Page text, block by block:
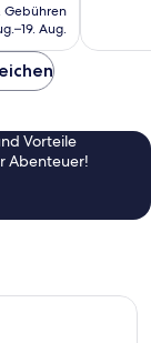
beträgt
Gebühren
Aug.
Vorteile
Abenteuer!